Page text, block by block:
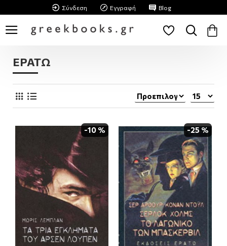
Σύνδεση Εγγραφή Blog
ΕΡΑΤΩ
-10 % -25 %